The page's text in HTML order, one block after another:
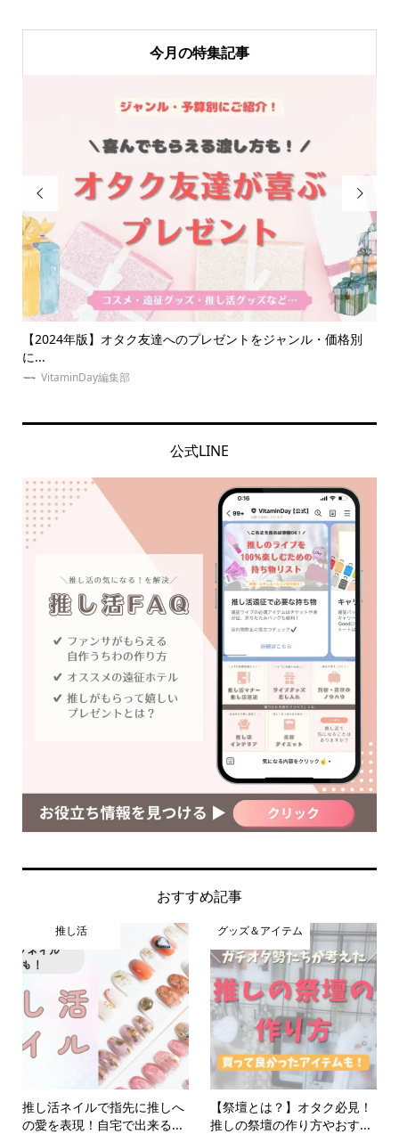
今月の特集記事

プレゼントをジャンル・価格別
【2024年更新】現役ジャニオタ

公式LINE
おすすめ記事
推し活
推し活ネイルで指先に推しへ
の愛を表現！自宅で出来る...
グッズ＆アイテム
【祭壇とは？】オタク必見！
推しの祭壇の作り方やおす...